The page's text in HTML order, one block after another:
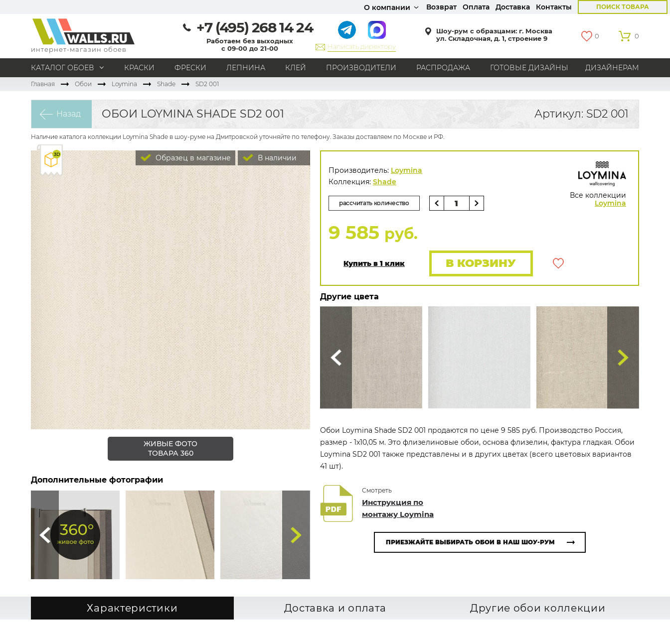
О компании Возврат Оплата Доставка Контакты ПОИСК ТОВАРА
интернет-магазин обоев
+7 (495) 268 14 24
Работаем без выходных
с 09-00 до 21-00
Написать директору
Шоу-рум с образцами: г. Москва
ул. Складочная, д. 1, строение 9
0 0
КАТАЛОГ ОБОЕВ КРАСКИ ФРЕСКИ ЛЕПНИНА КЛЕЙ ПРОИЗВОДИТЕЛИ РАСПРОДАЖА ГОТОВЫЕ ДИЗАЙНЫ ДИЗАЙНЕРАМ
МАТЕРИАЛ
Под покраску
Натуральные
Флизелиновые
Виниловые
Бумажные
Текстильные
Кантри
Модерн Прованс Хай-тек
Лофт
Классика
Английский стиль
Америка
Англия Бельгия
Германия
Голландия
Россия Все страны
ПОМЕЩЕНИЕ
Кабинет
Коридор Офис
Гостиная
Спальня
Детская Кухня
Прихожая
Все типы помещений
РИСУНОК
Граффити
Карта мира
С вензелями
С надписями
Однотонные
Геометрический рисунок
Цветы
Дамаск
В клетку
В полоску Все рисунки
БРЕНДЫ
York
Bernardo Bartalucci
Zambaiti
AS Creation
Hygge Roll
ЦВЕТА
ПОКАЗАТЬ ВСЕ ОБОИ
Главная Обои Loymina Shade SD2 001
Назад ОБОИ LOYMINA SHADE SD2 001 Артикул: SD2 001
Наличие каталога коллекции Loymina Shade в шоу-руме на Дмитровской уточняйте по телефону. Заказы доставляем по Москве и РФ.
В наличии
Образец в магазине
ЖИВЫЕ ФОТО
ТОВАРА 360
Дополнительные фотографии
Все коллекции
Loymina
Производитель: Loymina
Коллекция: Shade
рассчитать количество
9 585 руб.
Купить в 1 клик В КОРЗИНУ
Другие цвета
Обои Loymina Shade SD2 001 продаются по цене 9 585 руб. Производство Россия,
размер - 1x10,05 м. Это флизелиновые обои, основа флизелин, фактура гладкая. Обои
Loymina SD2 001 также представлены и в других цветах (всего цветовых вариантов
41 шт).
Смотреть
Инструкция по
монтажу Loymina
ПРИЕЗЖАЙТЕ ВЫБИРАТЬ ОБОИ В НАШ ШОУ-РУМ
Характеристики Доставка и оплата Другие обои коллекции